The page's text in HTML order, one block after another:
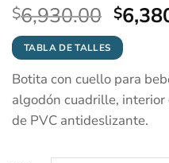
$6,930.00 El
precio
original
era:
$
TABLA DE TALLES
Botita con cuello para
algodón cuadrille,
de PVC antideslizante.